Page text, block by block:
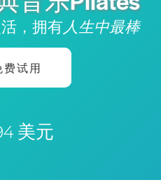
，拥有人生中最棒
试用
美元